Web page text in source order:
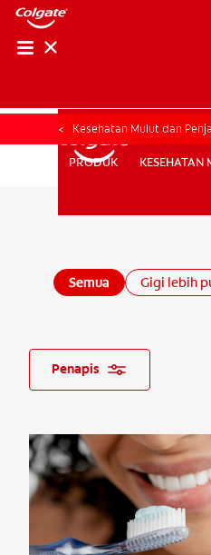
PRODUK KESEHATAN
UNTUK PARA PROFESIONAL
PRODUK KESEHATAN
Kesehatan Mulut dan
Semua Gigi lebih
Penapis